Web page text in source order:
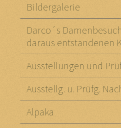
Bildergalerie
Darco´s
daraus entstandenen
Ausstellungen und
Ausstellg. u. Prüfg.
Alpaka